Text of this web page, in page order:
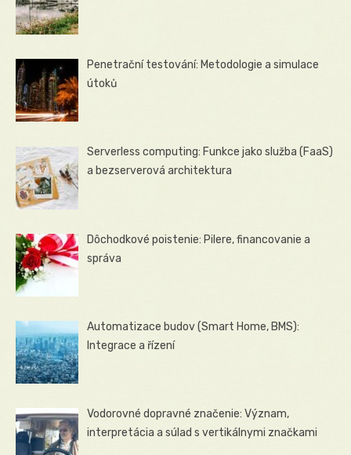
Penetrační testování: Metodologie a simulace
útoků
Serverless computing: Funkce jako služba (FaaS)
a bezserverová architektura
Dôchodkové poistenie: Pilere, financovanie a
správa
Automatizace budov (Smart Home, BMS):
Integrace a řízení
Vodorovné dopravné značenie: Význam,
interpretácia a súlad s vertikálnymi značkami